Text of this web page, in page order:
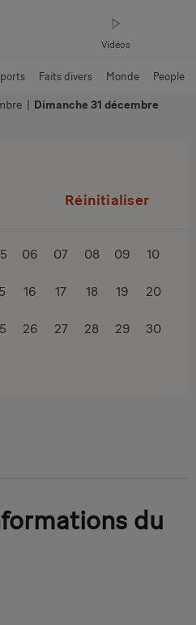
Faits divers Monde People
Vidéos
| Dimanche 31 décembre
Réinitialiser
06 07 08 09 10
16 17 18 19 20
26 27 28 29 30
du